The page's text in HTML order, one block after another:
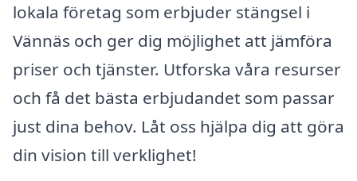
lokala företag som erbjuder stängsel i
Vännäs och ger dig möjlighet att jämföra
priser och tjänster. Utforska våra resurser
och få det bästa erbjudandet som passar
just dina behov. Låt oss hjälpa dig att göra
din vision till verklighet!